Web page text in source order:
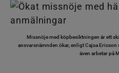
Missnöje med köpbesiktningen är ett
ansvarsnämnden ökar, enligt Cajsa
även arbetar på